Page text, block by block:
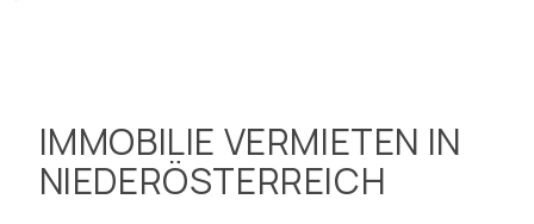
IMMOBILIE VERMIETEN IN
NIEDERÖSTERREICH